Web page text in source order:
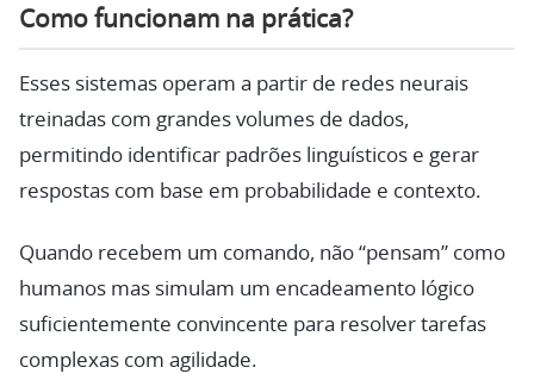
Como funcionam na prática?
Esses sistemas operam a partir de redes neurais
treinadas com grandes volumes de dados,
permitindo identificar padrões linguísticos e gerar
respostas com base em probabilidade e contexto.
Quando recebem um comando, não “pensam” como
humanos mas simulam um encadeamento lógico
suficientemente convincente para resolver tarefas
complexas com agilidade.